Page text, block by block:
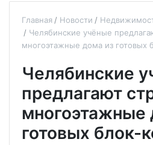
Главная Новости
Челябинские учёные
многоэтажные дома из готовых
Челябинские
предлагают
многоэтажные
готовых блок-